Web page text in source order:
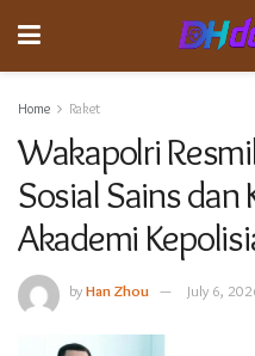
Home Raket
Wakapolri
Sosial Sains dan
Akademi
byHan Zhou July 6,